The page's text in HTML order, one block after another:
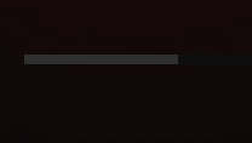
Cartons écran